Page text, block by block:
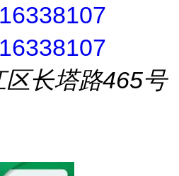
区长塔路465号